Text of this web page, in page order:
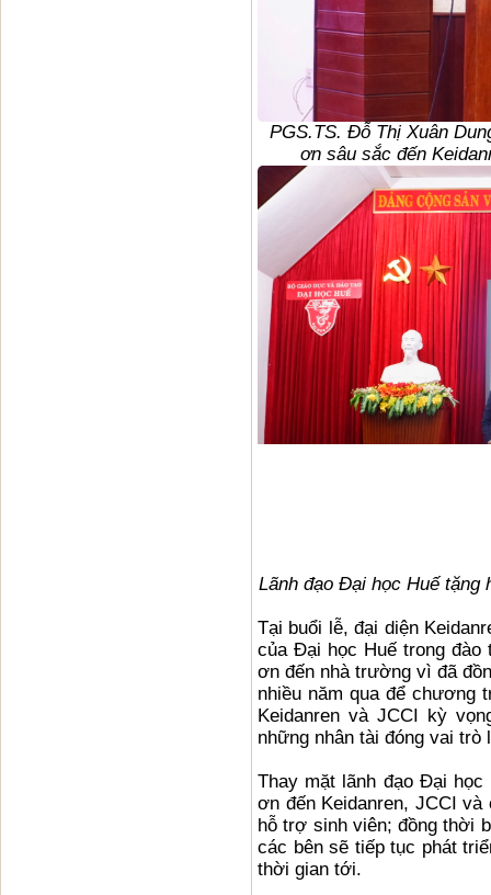
PGS.TS. Đỗ Thị Xuân
ơn sâu sắc đến
Lãnh đạo Đại học Huế tặng
Tại buổi lễ, đại diện
của Đại học Huế trong
ơn đến nhà trường vì đã
nhiều năm qua để chương
Keidanren và JCCI kỳ
những nhân tài đóng vai trò
Thay mặt lãnh đạo Đại
ơn đến Keidanren, JCCI và
hỗ trợ sinh viên; đồng thời
các bên sẽ tiếp tục phát
thời gian tới.